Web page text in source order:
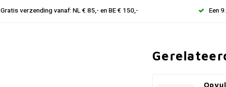
Gratis verzending vanaf: NL € 85,- en BE € 150,- Een